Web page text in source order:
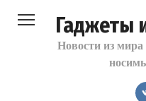
Гаджеты
Новости из мира